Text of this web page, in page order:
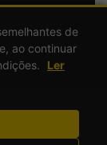
de
ao continuar
Ler